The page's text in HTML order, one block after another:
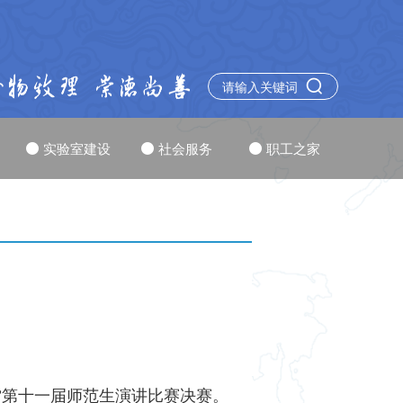
实验室建设 社会服务 职工之家
十一届师范生演讲比赛决赛。